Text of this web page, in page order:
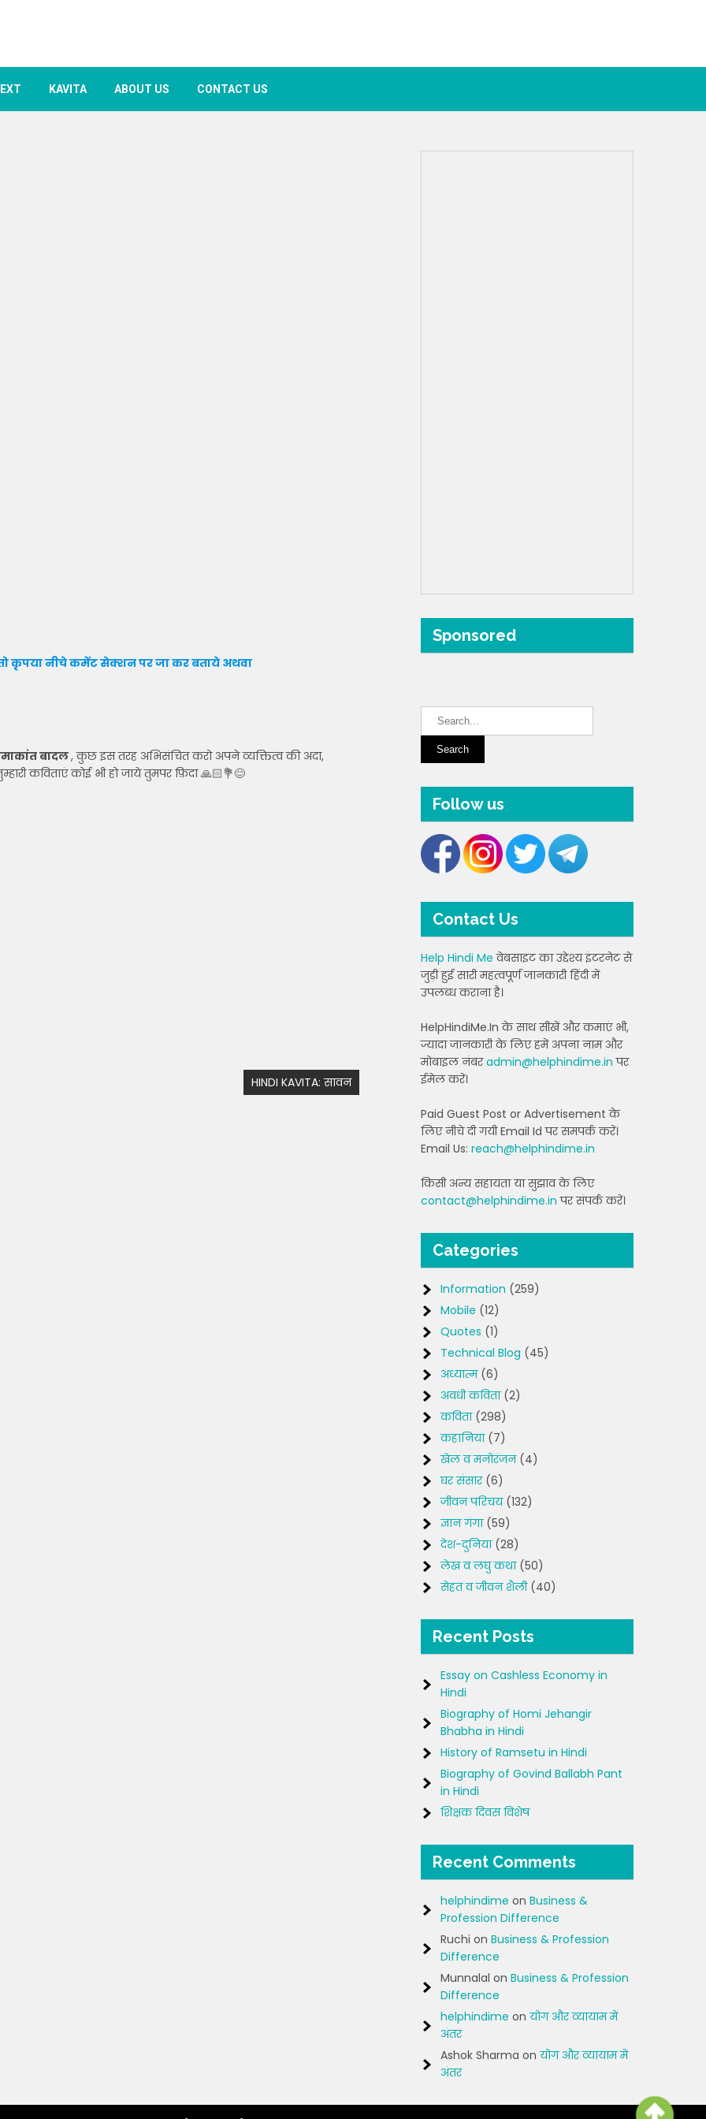
KAVITA ABOUT US CONTACT US
कृपया नीचे कमेंट सेक्शन पर जा कर बताये अथवा
बादल, कुछ इस तरह अभिसंचित करो अपने व्यक्तित्व की अदा,
कविताएं कोई भी हो जाये तुमपर फ़िदा 🙏🏻💐😊
HINDI KAVITA: सावन
Sponsored
Follow us
Contact Us
Help Hindi Me वेबसाइट का उद्देश्य इंटरनेट से
जुड़ी हुई सारी महत्वपूर्ण जानकारी हिंदी में
उपलब्ध कराना है।
HelpHindiMe.In के साथ सीखें और कमाएं भी,
ज्यादा जानकारी के लिए हमें अपना नाम और
मोबाइल नंबरadmin@helphindime.in पर
ईमेल करें।
Paid Guest Post or Advertisement के
लिए नीचे दी गयी Email Id पर समपर्क करें।
Email Us: reach@helphindime.in
किसी अन्य सहायता या सुझाव के लिए
contact@helphindime.in पर संपर्क करें।
Categories
Information (259)
Mobile (12)
Quotes (1)
Technical Blog (45)
अध्यात्म(6)
अवधी कविता(2)
कविता(298)
कहानियां(7)
खेल व मनोरंजन(4)
घर संसार(6)
जीवन परिचय(132)
ज्ञान गंगा(59)
देश-दुनिया(28)
लेख व लघु कथा(50)
सेहत व जीवन शैली(40)
Recent Posts
Essay on Cashless Economy in
Hindi
Biography of Homi Jehangir
Bhabha in Hindi
History of Ramsetu in Hindi
Biography of Govind Ballabh Pant
in Hindi
शिक्षक दिवस विशेष
Recent Comments
helphindime on Business &
Profession Difference
Ruchi on Business & Profession
Difference
Munnalal on Business & Profession
Difference
helphindime on योग और व्यायाम में
अंतर
Ashok Sharma on योग और व्यायाम में
अंतर